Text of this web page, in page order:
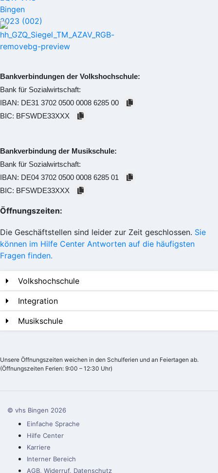
Bankverbindungen der Volkshochschule:
Bank für Sozialwirtschaft:
IBAN: DE31 3702 0500 0008 6285 00
BIC: BFSWDE33XXX
Bankverbindung der Musikschule:
Bank für Sozialwirtschaft:
IBAN: DE04 3702 0500 0008 6285 01
BIC: BFSWDE33XXX
Öffnungszeiten:
Die Geschäftstellen sind leider zur Zeit geschlossen. Sie
können im Hilfe Center Antworten auf die häufigsten
Fragen finden.
Volkshochschule
Integration
Musikschule
Unsere Öffnungszeiten weichen in den Schulferien und an Feiertagen ab.
(Öffnungszeiten Ferien: 9:00 – 12:30 Uhr)
© vhs Bingen 2026
Einfache Sprache
Hilfe Center
Karriere
Interner Bereich
AGB, Widerruf, Datenschutz